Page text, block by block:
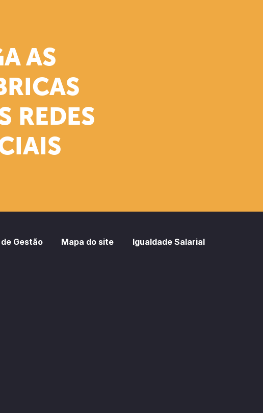
AS
REDES
Gestão Mapa do site Igualdade Salarial